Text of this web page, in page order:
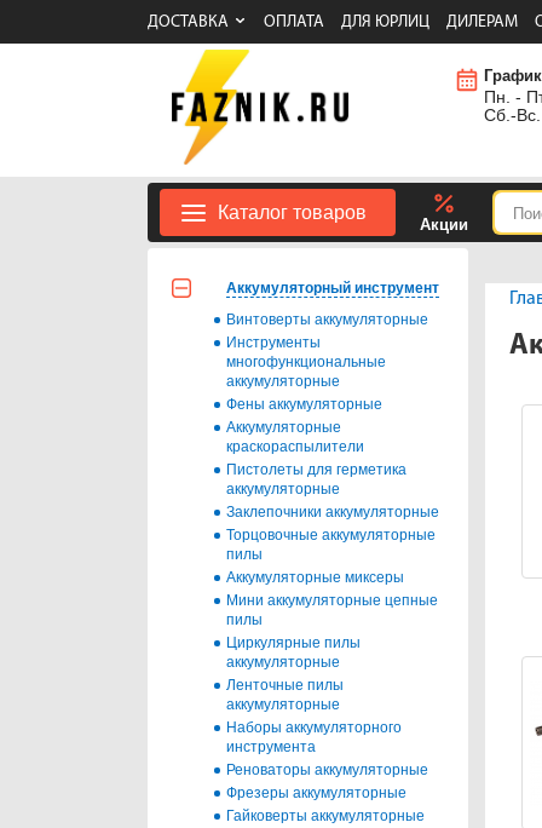
ДОСТАВКА ОПЛАТА ДЛЯ ЮРЛИЦ ДИЛЕРАМ
Пн. -
Сб.-
Каталог товаров
Акции
Аккумуляторный инструмент
Винтоверты аккумуляторные
Инструменты
многофункциональные
аккумуляторные
Фены аккумуляторные
Аккумуляторные
краскораспылители
Пистолеты для герметика
аккумуляторные
Заклепочники аккумуляторные
Торцовочные аккумуляторные
пилы
Аккумуляторные миксеры
Мини аккумуляторные цепные
пилы
Циркулярные пилы
аккумуляторные
Ленточные пилы
аккумуляторные
Наборы аккумуляторного
инструмента
Реноваторы аккумуляторные
Фрезеры аккумуляторные
Гайковерты аккумуляторные